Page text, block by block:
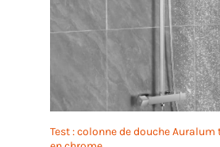
Test : colonne de douche